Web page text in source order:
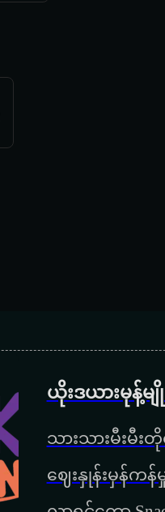
ယိုးဒယားမုန့်
သားသားမီးမီး
ဈေးနှုန်းမှန်က